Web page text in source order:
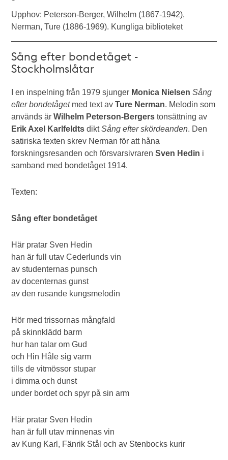
Upphov: Peterson-Berger, Wilhelm (1867-1942),
Nerman, Ture (1886-1969). Kungliga biblioteket
Sång efter bondetåget -
Stockholmslåtar
I en inspelning från 1979 sjunger Monica Nielsen Sång
efter bondetågetmed text avTure Nerman. Melodin som
används ärWilhelm Peterson-Bergers tonsättning av
Erik Axel Karlfeldts diktSång efter skördeanden. Den
satiriska texten skrev Nerman för att håna
forskningsresanden och försvarsivraren Sven Hedin i
samband med bondetåget 1914.
Texten:
Sång efter bondetåget
Här pratar Sven Hedin
han är full utav Cederlunds vin
av studenternas punsch
av docenternas gunst
av den rusande kungsmelodin
Hör med trissornas mångfald
på skinnklädd barm
hur han talar om Gud
och Hin Håle sig varm
tills de vitmössor stupar
i dimma och dunst
under bordet och spyr på sin arm
Här pratar Sven Hedin
han är full utav minnenas vin
av Kung Karl, Fänrik Stål och av Stenbocks kurir